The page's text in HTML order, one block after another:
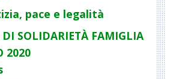
pace e legalità
SOLIDARIETÀ FAMIGLIA
2020